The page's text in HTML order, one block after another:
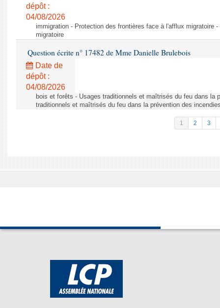
dépôt :
04/08/2026
immigration - Protection des frontières face à l'afflux migratoire
migratoire
Question écrite n° 17482 de Mme Danielle Brulebois
Date de
dépôt :
04/08/2026
bois et forêts - Usages traditionnels et maîtrisés du feu dans la
traditionnels et maîtrisés du feu dans la prévention des
1 2 3